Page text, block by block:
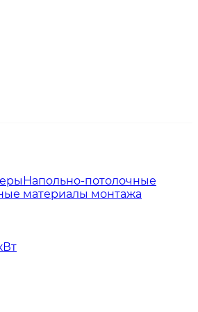
Напольно-потолочные
материалы монтажа